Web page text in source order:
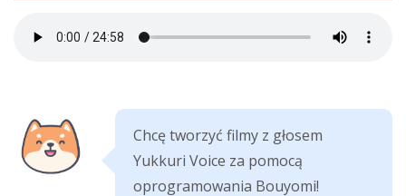
Chcę tworzyć filmy z głosem
Yukkuri Voice za pomocą
oprogramowania Bouyomi!